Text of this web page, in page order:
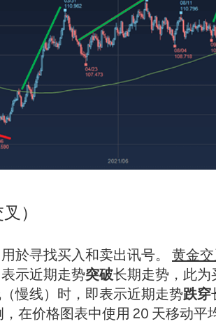
）
於寻找买入和卖出讯号。 黄金交
示近期走势突破长期走势，此为
慢线）时，即表示近期走势跌穿
在价格图表中使用 20 天移动平